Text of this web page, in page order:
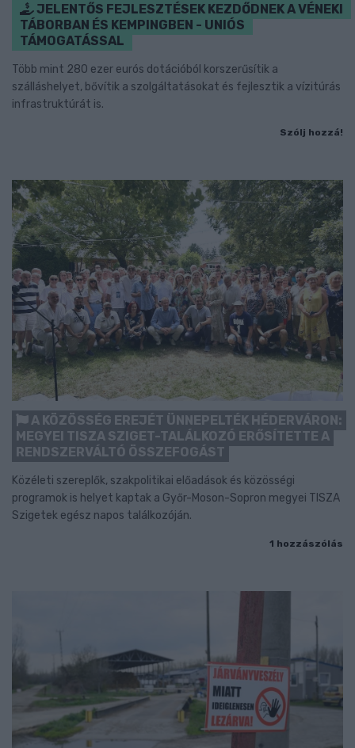
JELENTŐS FEJLESZTÉSEK KEZDŐDNEK A VÉNEKI
TÁBORBAN ÉS KEMPINGBEN - UNIÓS
TÁMOGATÁSSAL
Több mint 280 ezer eurós dotációból korszerűsítik a
szálláshelyet, bővítik a szolgáltatásokat és fejlesztik a vízitúrás
infrastruktúrát is.
Szólj hozzá!
A KÖZÖSSÉG EREJÉT ÜNNEPELTÉK HÉDERVÁRON:
MEGYEI TISZA SZIGET-TALÁLKOZÓ ERŐSÍTETTE A
RENDSZERVÁLTÓ ÖSSZEFOGÁST
Közéleti szereplők, szakpolitikai előadások és közösségi
programok is helyet kaptak a Győr-Moson-Sopron megyei TISZA
Szigetek egész napos találkozóján.
1 hozzászólás